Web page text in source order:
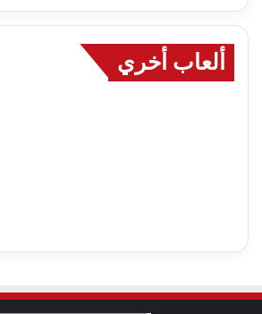
ألعاب أخري